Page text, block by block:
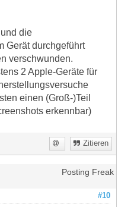
die
Gerät durchgeführt
verschwunden.
2 Apple-Geräte für
einen (Groß-)Teil
erkennbar)
Zitieren
Posting Freak
#10